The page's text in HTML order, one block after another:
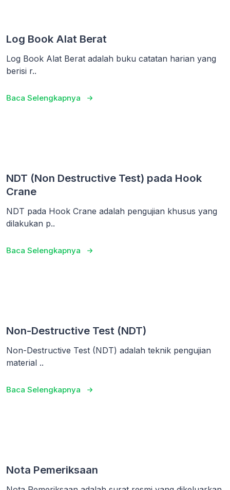
Log Book Alat Berat
Log Book Alat Berat adalah buku catatan harian yang
berisi r..
Baca Selengkapnya
NDT (Non Destructive Test) pada Hook
Crane
NDT pada Hook Crane adalah pengujian khusus yang
dilakukan p..
Baca Selengkapnya
Non-Destructive Test (NDT)
Non-Destructive Test (NDT) adalah teknik pengujian
material ..
Baca Selengkapnya
Nota Pemeriksaan